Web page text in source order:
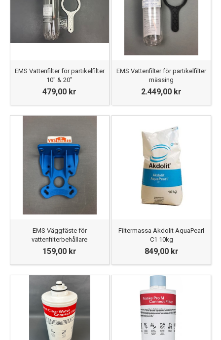
EMS Vattenfilter för partikelfilter
10" & 20"
479,00 kr
EMS Vattenfilter för partikelfilter
mässing
2.449,00 kr
EMS Väggfäste för
vattenfilterbehållare
159,00 kr
Filtermassa Akdolit AquaPearl
C1 10kg
849,00 kr